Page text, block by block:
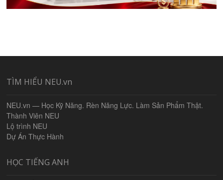
TÌM HIỂU NEU.vn
NEU.vn — Học Kỹ Năng. Rèn Năng Lực. Làm Sản Phẩm Thật.
Thành Viên NEU
Lộ trình NEU
Dự Án Thực Hành
HỌC TIẾNG ANH